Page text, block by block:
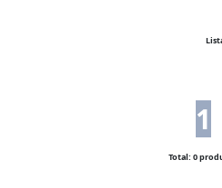
1
Total: 0